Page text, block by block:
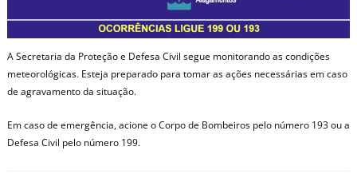
A Secretaria da Proteção e Defesa Civil segue monitorando as condições
meteorológicas. Esteja preparado para tomar as ações necessárias em caso
de agravamento da situação.
Em caso de emergência, acione o Corpo de Bombeiros pelo número 193 ou a
Defesa Civil pelo número 199.